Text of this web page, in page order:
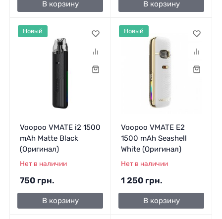
В корзину В корзину
Voopoo VMATE i2 1500
mAh Matte Black
(Оригинал)
Нет в наличии
750 грн.
В корзину
Новый
Voopoo VMATE E2
1500 mAh Seashell
White (Оригинал)
Нет в наличии
1 250 грн.
В корзину
Новый